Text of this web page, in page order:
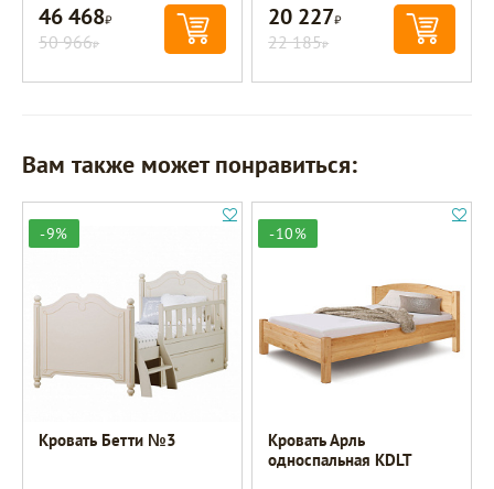
46 468Р
50 966Р
20 227Р
22 185Р
Вам также может понравиться:
-9%
Кровать Бетти №3
-10%
Кровать Арль
односпальная KDLT